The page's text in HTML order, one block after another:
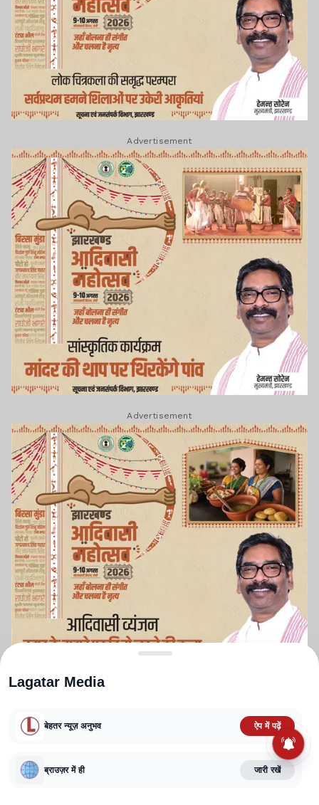
Advertisement
Advertisement
TERMS AND CONDITIONS
CORRECTIONS POLICY
FACT CHECKING POLICY
Lagatar Media
बेहतर न्यूज़ अनुभव ऐप में पढ़ें
ब्राउज़र में ही जारी रखें